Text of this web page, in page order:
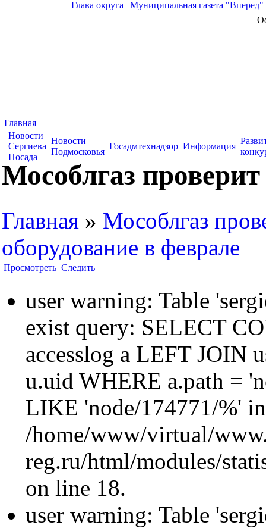
Глава округа Муниципальная газета "Вперед"
Главная
Новости
Сергиева
Посада
Новости
Подмосковья
Госадмтехнадзор Информация
Мособлгаз проверит
Главная » Мособлгаз
оборудование в феврале
Просмотреть Следить
user warning: Table
exist query: SELECT
accesslog a LEFT JOIN
u.uid WHERE a.path =
LIKE 'node/174771/%' in
/home/www/virtual/
reg.ru/html/modules/
on line 18.
user warning: Table